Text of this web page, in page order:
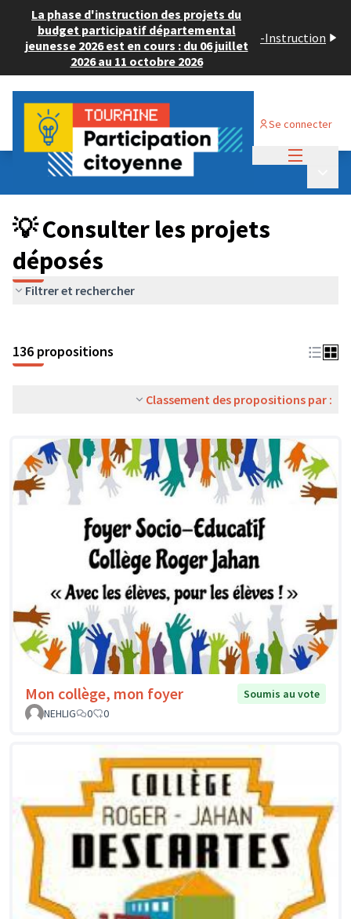
La phase d'instruction des projets du
budget participatif départemental
jeunesse 2026 est en cours : du 06 juillet
2026 au 11 octobre 2026
-Instruction
Se connecter
Budget Participatif JEUNESSE 2024
💡 Consulter les projets déposés
💡 Consulter les projets
déposés
Filtrer et rechercher
136 propositions
Classement des propositions par :
Mon collège, mon foyer
Soumis au vote
NEHLIG
0 0